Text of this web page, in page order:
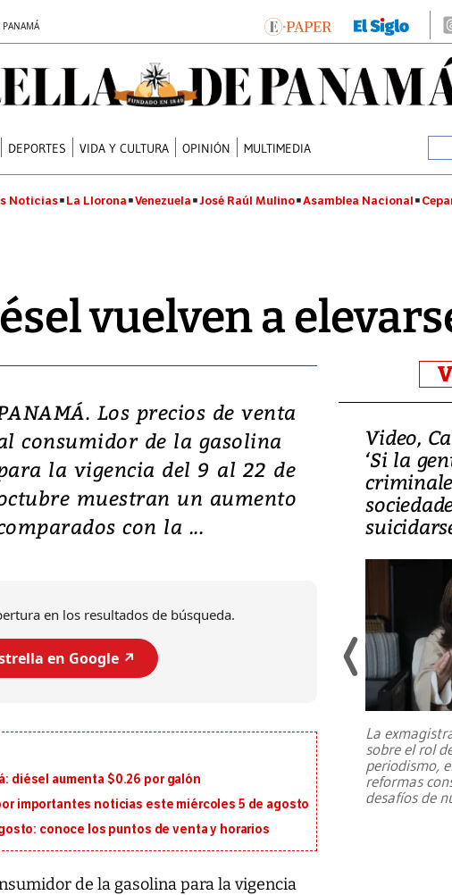
DEPORTES VIDA Y CULTURA OPINIÓN MULTIMEDIA
Noticias La Llorona Venezuela José Raúl Mulino Asamblea Nacional
vuelven a
Los precios de venta
consumidor de la gasolina
la vigencia del 9 al 22 de
muestran un aumento
con la ...
en los resultados de búsqueda.
en Google ↗️
diésel aumenta $0.26 por galón
importantes noticias este miércoles 5 de agosto
conoce los puntos de venta y horarios
de la gasolina para la vigencia
Video, Japón: Terremoto
deja heridos y graves
daños en Kumamoto
al sur de Japón, provocando una
Video,
‘Si la
La
sobre el rol
periodismo,
reformas
desafíos de